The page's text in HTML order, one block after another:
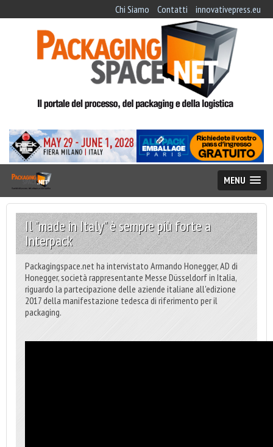
Chi Siamo Contatti innovativepress.eu
MENU
Il "made in Italy" è sempre più forte a
Interpack
Packagingspace.net ha intervistato Armando Honegger, AD di
Honegger, società rappresentante Messe Düsseldorf in Italia,
riguardo la partecipazione delle aziende italiane all'edizione
2017 della manifestazione tedesca di riferimento per il
packaging.